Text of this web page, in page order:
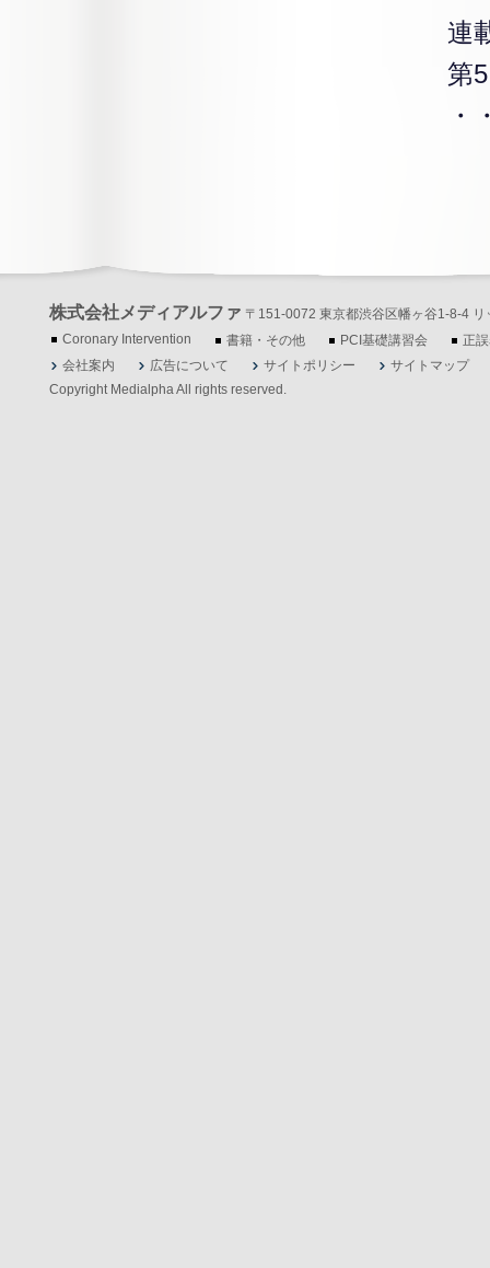
連
第
株式会社メディアルファ 〒151-0072 東京都渋谷区幡ヶ谷1-8-4
Coronary Intervention
書籍・その他 PCI基礎講習会
正
会社案内
広告について サイトポリシー
サイトマップ
Copyright Medialpha All rights reserved.